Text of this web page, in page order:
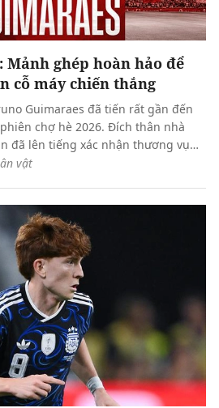
ghép hoàn hảo để
cỗ máy chiến thắng
Guimaraes đã tiến rất gần đến
chợ hè 2026. Đích thân nhà
đã lên tiếng xác nhận thương vụ
kiến theo lịch tiền vệ người Brazil
vật